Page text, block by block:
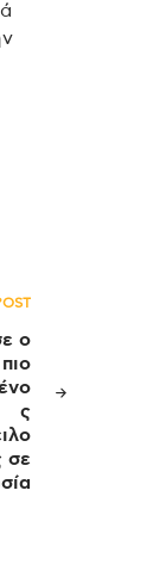
ο
πιο
ς
σε